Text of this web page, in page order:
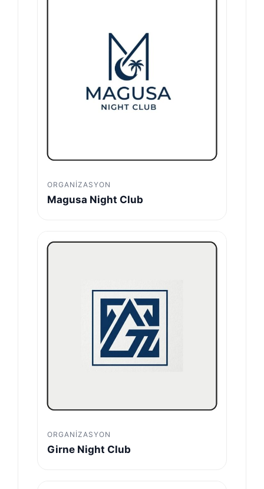
ORGANIZASYON
Magusa Night Club
ORGANIZASYON
Girne Night Club